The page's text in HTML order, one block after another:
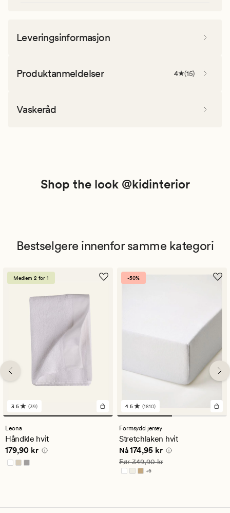
Leveringsinformasjon
Produktanmeldelser 4 (15)
Vaskeråd
Shop the look @kidinterior
Bestselgere innenfor samme kategori
Medlem 2 for 1
39
anmeldelser
med
en
gjennomsnittlig
vurdering
på
3.5
3.5 (39)
Leona
Håndkle hvit
Pris 179,90 kr
179,90 kr
-50%
1810
anmeldelser
med
en
gjennomsnittlig
vurdering
på
4.5
4.5 (1810)
Formsydd jersey
Stretchlaken hvit
Nåværende pris
Nå174,95 kr
Vanlig pris 349,90 kr
Før349,90 kr
+6
Tilgjengelig i flere farger